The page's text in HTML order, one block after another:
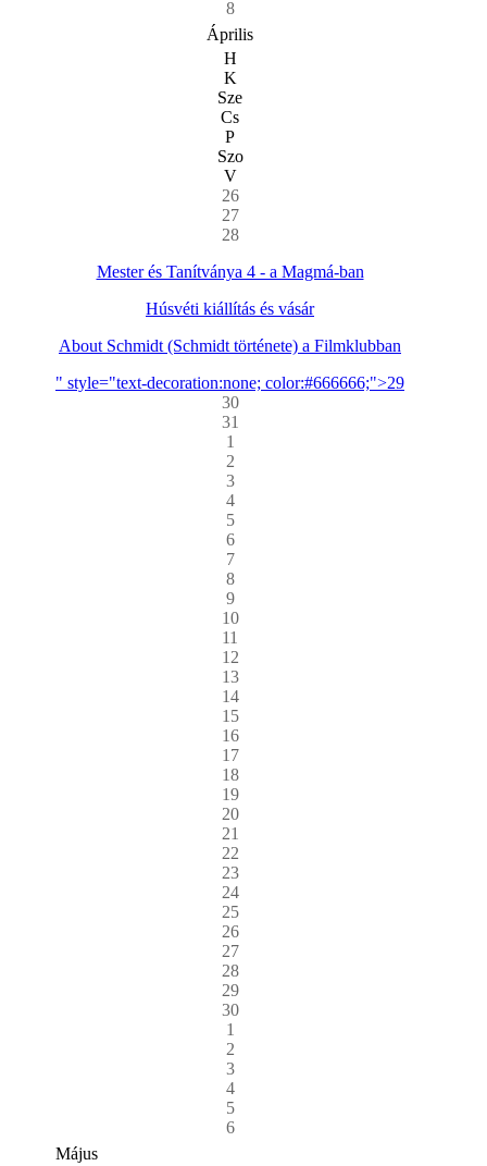
8
Április
H
K
Sze
Cs
P
Szo
V
26
27
28
Mester és Tanítványa 4 - a Magmá-ban
Húsvéti kiállítás és vásár
About Schmidt (Schmidt története) a Filmklubban
" style="text-decoration:none; color:#666666;">29
30
31
1
2
3
4
5
6
7
8
9
10
11
12
13
14
15
16
17
18
19
20
21
22
23
24
25
26
27
28
29
30
1
2
3
4
5
6
Május